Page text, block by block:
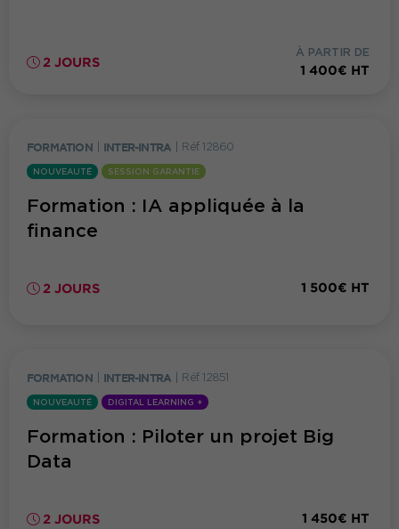
2 JOURS
À PARTIR DE
1 400€ HT
FORMATION INTER-INTRA Réf. 12860
NOUVEAUTÉ SESSION GARANTIE
Formation : IA appliquée à la
finance
2 JOURS 1 500€ HT
FORMATION INTER-INTRA Réf. 12851
NOUVEAUTÉ DIGITAL LEARNING +
Formation : Piloter un projet Big
Data
2 JOURS 1 450€ HT